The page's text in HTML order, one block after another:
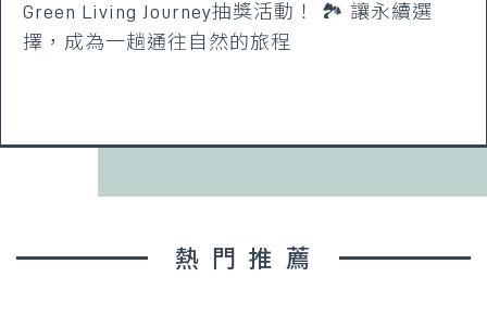
Green Living Journey抽獎活動！ 🏞️ 讓永續選
擇，成為一趟通往自然的旅程
熱門推薦